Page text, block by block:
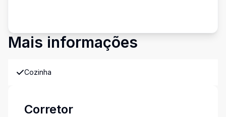
Mais informações
Cozinha
Corretor